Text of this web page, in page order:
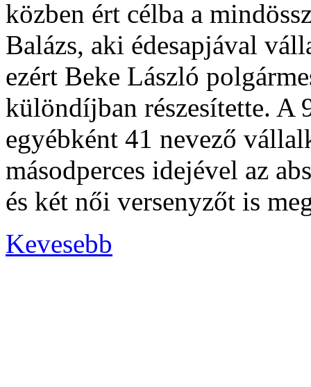
közben ért célba a
Balázs, aki édesapjával
ezért Beke László
különdíjban részesítette. A
egyébként 41 nevező
másodperces idejével az
és két női versenyzőt is
Kevesebb